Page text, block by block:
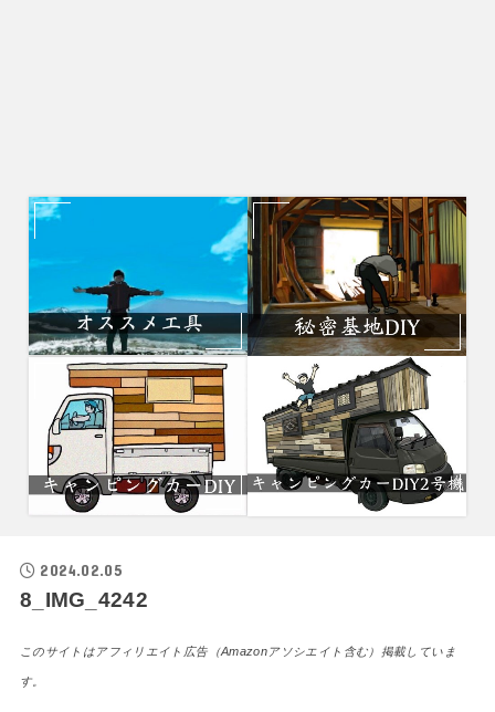
2024.02.05
8_IMG_4242
このサイトはアフィリエイト広告（Amazonアソシエイト含む）掲載していま
す。